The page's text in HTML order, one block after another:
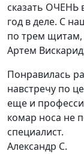
сказать ОЧЕНЬ
год в деле. С
по трем щитам,
Артем
Понравилась
навстречу по
еще и
комар носа не
специалист.
Александр С.